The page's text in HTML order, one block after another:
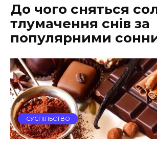
До чого сняться
тлумачення снів за
популярними
СУСПІЛЬСТВО